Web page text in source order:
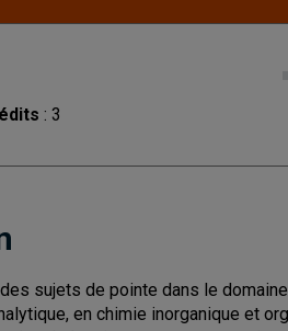
: 3
sujets de pointe dans le
en chimie inorganique et